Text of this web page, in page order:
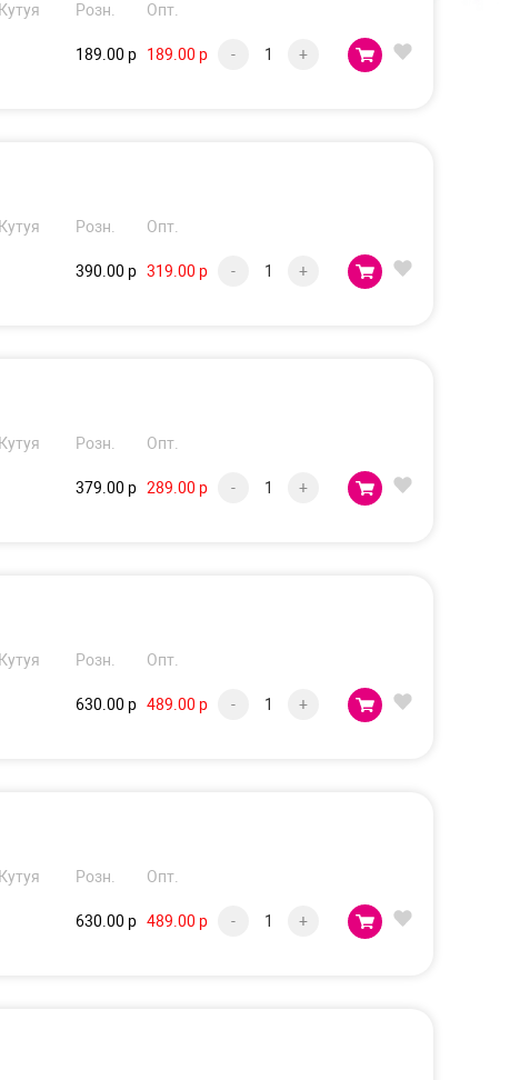
Розн. Опт.
189.00 р 189.00 р - +
Розн. Опт.
390.00 р 319.00 р - +
Розн. Опт.
379.00 р 289.00 р - +
Розн. Опт.
630.00 р 489.00 р - +
Розн. Опт.
630.00 р 489.00 р - +